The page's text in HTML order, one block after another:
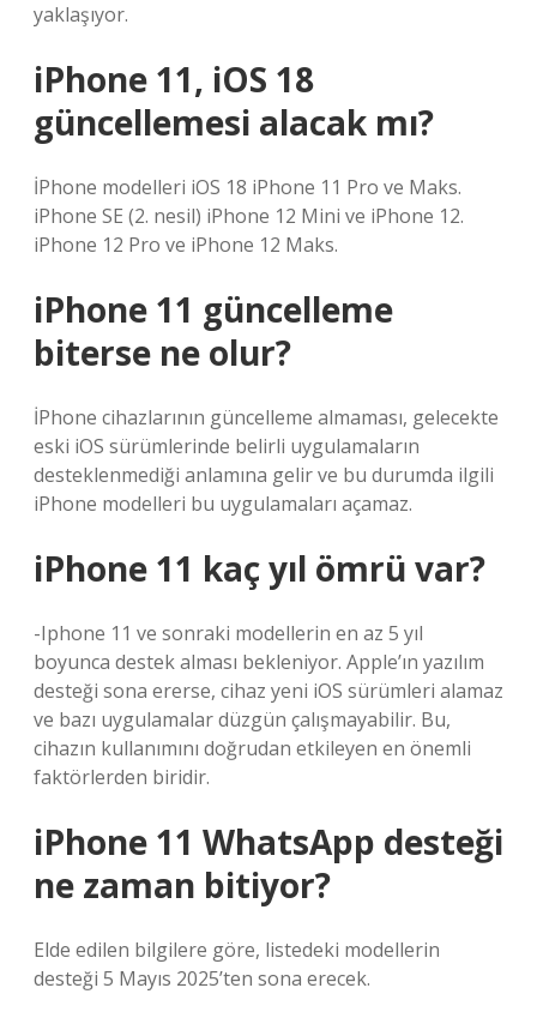
yaklaşıyor.
iPhone 11, iOS 18
güncellemesi alacak mı?
İPhone modelleri iOS 18 iPhone 11 Pro ve Maks.
iPhone SE (2. nesil) iPhone 12 Mini ve iPhone 12.
iPhone 12 Pro ve iPhone 12 Maks.
iPhone 11 güncelleme
biterse ne olur?
İPhone cihazlarının güncelleme almaması, gelecekte
eski iOS sürümlerinde belirli uygulamaların
desteklenmediği anlamına gelir ve bu durumda ilgili
iPhone modelleri bu uygulamaları açamaz.
iPhone 11 kaç yıl ömrü var?
-Iphone 11 ve sonraki modellerin en az 5 yıl
boyunca destek alması bekleniyor. Apple’ın yazılım
desteği sona ererse, cihaz yeni iOS sürümleri alamaz
ve bazı uygulamalar düzgün çalışmayabilir. Bu,
cihazın kullanımını doğrudan etkileyen en önemli
faktörlerden biridir.
iPhone 11 WhatsApp desteği
ne zaman bitiyor?
Elde edilen bilgilere göre, listedeki modellerin
desteği 5 Mayıs 2025’ten sona erecek.